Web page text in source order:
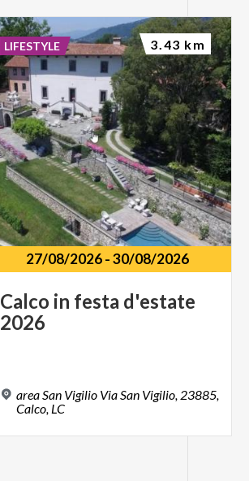
27/08/2026-30/08/2026
Calco in festa d'estate
2026
area San Vigilio Via San Vigilio, 23885,
Calco, LC
LIFESTYLE 3.43 km